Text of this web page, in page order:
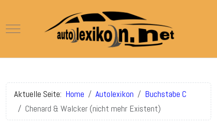
Mobile Menu Toggle
Aktuelle Seite: Home Autolexikon
Buchstabe C
Chenard & Walcker (nicht mehr Existent)